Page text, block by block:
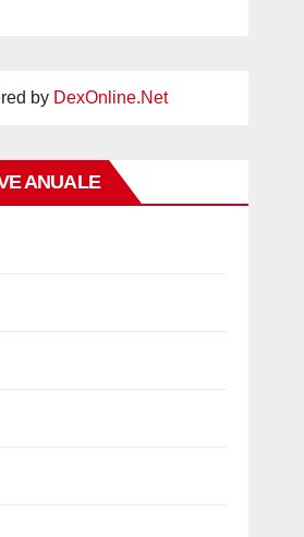
by DexOnline.Net
ANUALE